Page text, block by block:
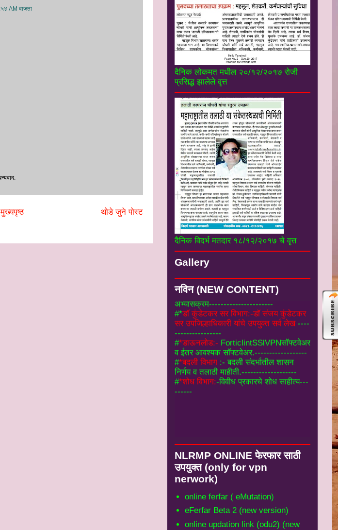
AM वाजता
थोडे जुने पोस्ट
मुख्यपृष्ठ
दैनिक लोकमत मधील २०/१२/२०१७ रोजी
प्रसिद्ध झालेले वृत्त
दैनिक विदर्भ मतदार १८/१२/२०१७ चे वृत्त
Gallery
नविन (NEW CONTENT)
#* नियम व पुस्तके :- तलाठी संवर्गातील विभागीय
अभ्यासक्रम----------------------
सर उपजिल्हाधिकारी यांचे उपयुक्त सर्व लेख
----------------
#*डाऊनलोड:-ForticlintSSlVPNसॉफ्टवेअर
व ईतर आवश्यक सॉफ्टवेअर.------------------
#*बदली विभाग:- बदली संदर्भातील शासन
निर्णय व तलाठी माहीती.-------------------
#*शोध विभाग:-विवीध प्रकारचे शोध साहीत्य---
------
NLRMP ONLINE फेरफार साठी
उपयुक्‍त (only for vpn
nerwork)
online ferfar ( eMutation)
eFerfar Beta 2 (new version)
online updation link (odu2) (new